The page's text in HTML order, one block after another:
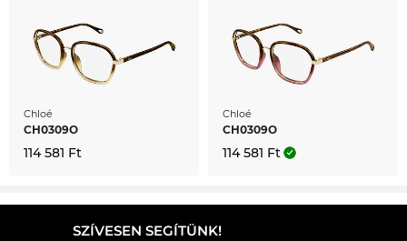
Chloé
CH0309O
114 581 Ft
Chloé
CH0309O
114 581 Ft
SZÍVESEN SEGÍTÜNK!